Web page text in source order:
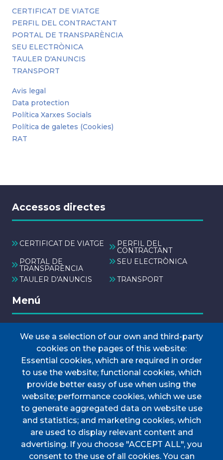
CERTIFICAT DE VIATGE
PERFIL DEL CONTRACTANT
PORTAL DE TRANSPARÈNCIA
SEU ELECTRÒNICA
TAULER D'ANUNCIS
TRANSPORT
Avis legal
Data protection
Política Xarxes Socials
Política de galetes (Cookies)
RAT
Accessos directes
CERTIFICAT DE VIATGE PERFIL DEL
CONTRACTANT
PORTAL DE
TRANSPARÈNCIA
SEU ELECTRÒNICA
TAULER D'ANUNCIS
TRANSPORT
Menú
INICI
AJUNTAMENT
Discover Esporles
VIURE A ESPORLES
TOTES LES NOTÍCIES
We use a selection of our own and third-party
cookies on the pages of this website:
Essential cookies, which are required in order
to use the website; functional cookies, which
provide better easy of use when using the
website; performance cookies, which we use
to generate aggregated data on website use
and statistics; and marketing cookies, which
are used to display relevant content and
advertising. If you choose "ACCEPT ALL", you
consent to the use of all cookies. You can